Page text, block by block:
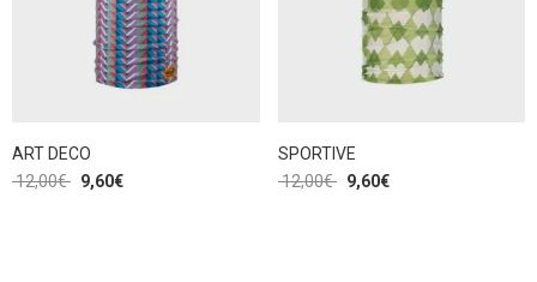
ART DECO
12,00€ 9,60€
SPORTIVE
12,00€ 9,60€